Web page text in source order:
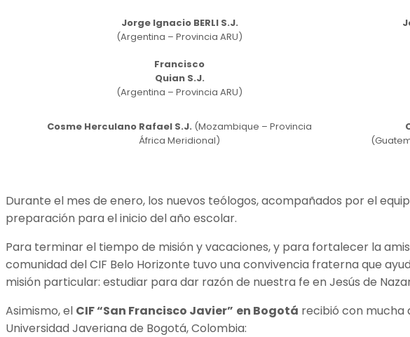
Jorge Ignacio BERLI S.J.
(Argentina – Provincia ARU)
Francisco
Quian S.J.
(Argentina – Provincia ARU)
Cosme Herculano Rafael S.J. (Mozambique – Provincia
África Meridional)
Durante el mes de enero, los nuevos teólogos, acompañados por el
preparación para el inicio del año escolar.
Para terminar el tiempo de misión y vacaciones, y para fortalecer la
comunidad del CIF Belo Horizonte tuvo una convivencia fraterna que
misión particular: estudiar para dar razón de nuestra fe en Jesús de
Asimismo, el CIF “San Francisco Javier” en Bogotá recibió con mucha
Universidad Javeriana de Bogotá, Colombia: